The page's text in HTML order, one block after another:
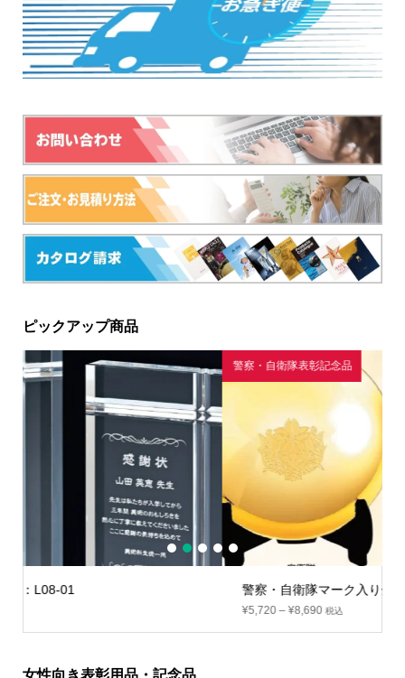
ピックアップ商品
警察・自衛隊マーク入り金杯(単杯)：SAM-02
警察・自衛隊表彰記念品
1 2 3 4 5